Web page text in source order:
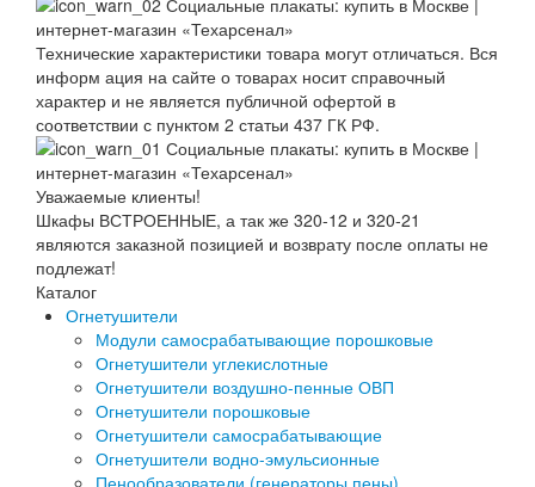
Технические характеристики товара могут отличаться. Вся
информ ация на сайте о товарах носит справочный
характер и не является публичной офертой в
соответствии с пунктом 2 статьи 437 ГК РФ.
Уважаемые клиенты!
Шкафы ВСТРОЕННЫЕ, а так же 320-12 и 320-21
являются заказной позицией и возврату после оплаты не
подлежат!
Каталог
Огнетушители
Модули самосрабатывающие порошковые
Огнетушители углекислотные
Огнетушители воздушно-пенные ОВП
Огнетушители порошковые
Огнетушители самосрабатывающие
Огнетушители водно-эмульсионные
Пенообразователи (генераторы пены)